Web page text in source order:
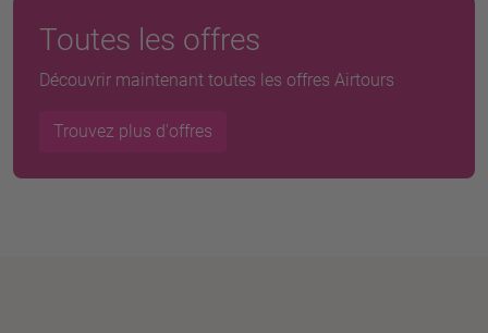
Toutes les offres
Découvrir maintenant toutes les offres Airtours
Trouvez plus d'offres